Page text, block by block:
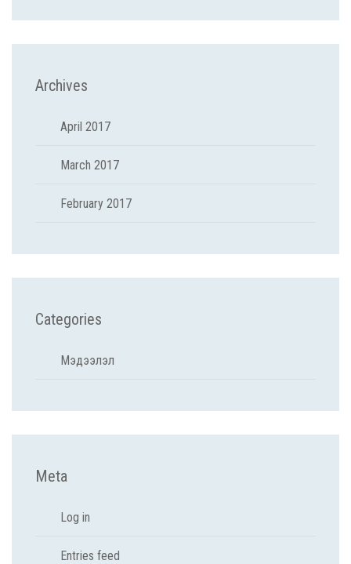
Archives
April 2017
March 2017
February 2017
Categories
Мэдээлэл
Meta
Log in
Entries feed